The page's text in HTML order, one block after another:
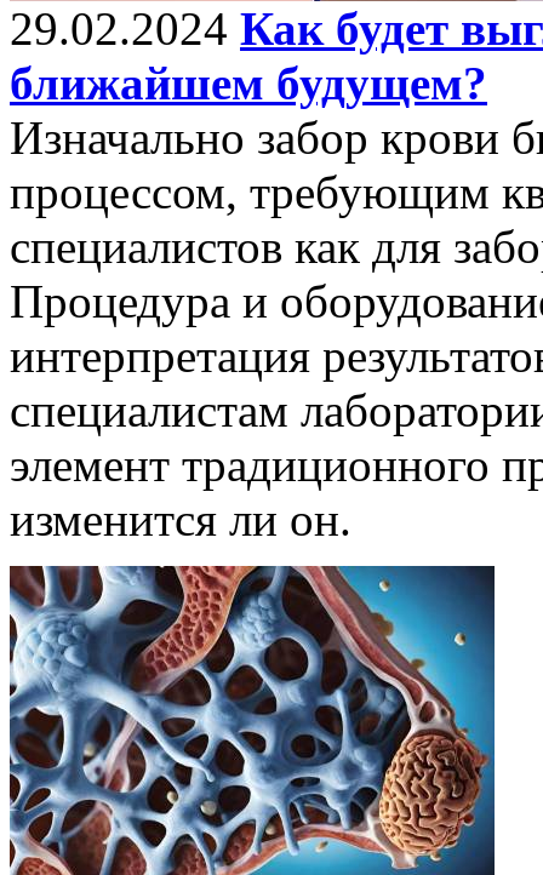
29.02.2024 Как будет
ближайшем будущем?
Изначально забор крови
процессом, требующим
специалистов как для
Процедура и
интерпретация
специалистам
элемент традиционного
изменится ли он.